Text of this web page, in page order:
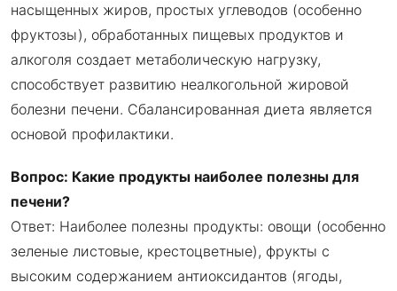
насыщенных жиров, простых углеводов (особенно
фруктозы), обработанных пищевых продуктов и
алкоголя создает метаболическую нагрузку,
способствует развитию неалкогольной жировой
болезни печени. Сбалансированная диета является
основой профилактики.
Вопрос: Какие продукты наиболее полезны для
печени?
Ответ: Наиболее полезны продукты: овощи (особенно
зеленые листовые, крестоцветные), фрукты с
высоким содержанием антиоксидантов (ягоды,